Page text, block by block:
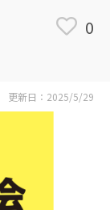
0
更新日：2025/5/29